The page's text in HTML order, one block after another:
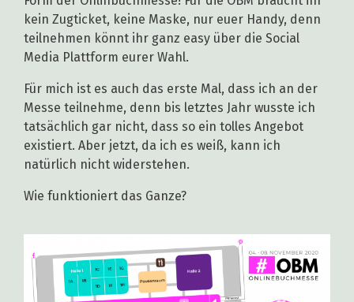
kein Zugticket, keine Maske, nur euer Handy, denn
teilnehmen könnt ihr ganz easy über die Social
Media Plattform eurer Wahl.
Für mich ist es auch das erste Mal, dass ich an der
Messe teilnehme, denn bis letztes Jahr wusste ich
tatsächlich gar nicht, dass so ein tolles Angebot
existiert. Aber jetzt, da ich es weiß, kann ich
natürlich nicht widerstehen.
Wie funktioniert das Ganze?